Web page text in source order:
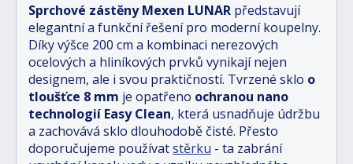
Sprchové zástěny Mexen LUNAR představují
elegantní a funkční řešení pro moderní koupelny.
Díky výšce 200 cm a kombinaci nerezových
ocelových a hliníkových prvků vynikají nejen
designem, ale i svou praktičností. Tvrzené sklo o
tloušťce 8 mm je opatřeno ochranou nano
technologií Easy Clean, která usnadňuje údržbu
a zachovává sklo dlouhodobě čisté. Přesto
doporučujeme používatstěrku - ta zabrání